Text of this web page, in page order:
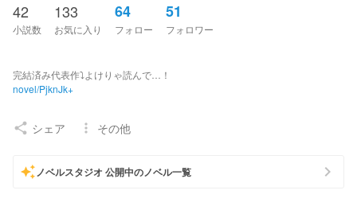
42
小説数
133
お気に入り
64
フォロー
51
フォロワー
完結済み代表作⤵︎よけりゃ読んで…！
novel/PjknJk+
天乃瀬 鼓動 天乃瀬家 妹
share シェア more_vert その他
auto_awesomeノベルスタジオ 公開中のノベル一覧 chevron_right